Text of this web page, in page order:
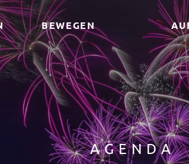
BEWEGEN
AGENDA